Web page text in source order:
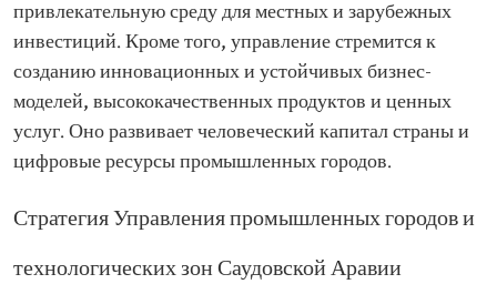
привлекательную среду для местных и зарубежных
инвестиций. Кроме того, управление стремится к
созданию инновационных и устойчивых бизнес-
моделей, высококачественных продуктов и ценных
услуг. Оно развивает человеческий капитал страны и
цифровые ресурсы промышленных городов.
Стратегия Управления промышленных городов и
технологических зон Саудовской Аравии